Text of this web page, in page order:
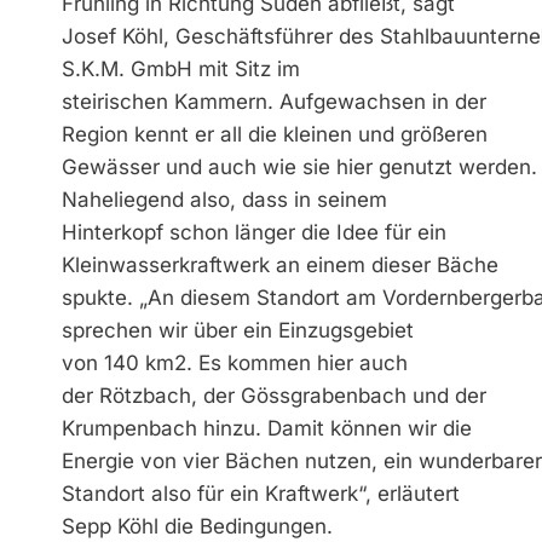
Josef Köhl, Geschäftsführer des
S.K.M. GmbH mit Sitz im
steirischen Kammern. Aufgewachsen in der
Region kennt er all die kleinen und größeren
Gewässer und auch wie sie hier genutzt werden.
Naheliegend also, dass in seinem
Hinterkopf schon länger die Idee für ein
Kleinwasserkraftwerk an einem dieser Bäche
spukte. „An diesem Standort am
sprechen wir über ein Einzugsgebiet
von 140 km2. Es kommen hier auch
der Rötzbach, der Gössgrabenbach und der
Krumpenbach hinzu. Damit können wir die
Energie von vier Bächen nutzen, ein wunderbarer
Standort also für ein Kraftwerk“, erläutert
Sepp Köhl die Bedingungen.